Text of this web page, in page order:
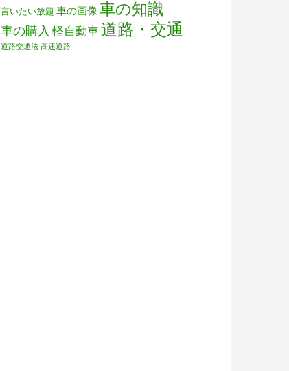
言いたい放題 車の画像 車の知識
車の購入 軽自動車道路・交通
道路交通法 高速道路